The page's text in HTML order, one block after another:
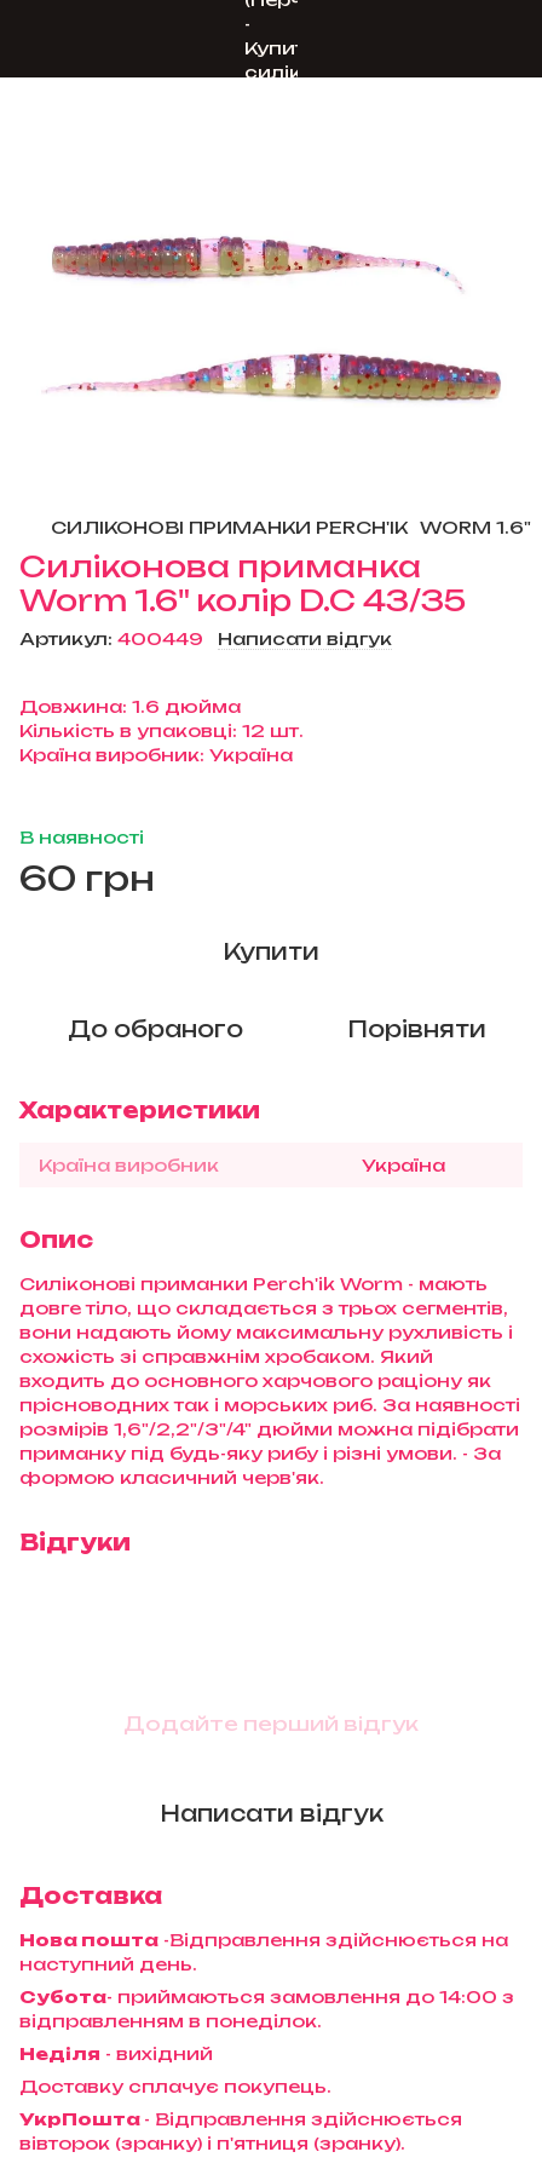
СИЛІКОНОВІ ПРИМАНКИ PERCH'IK WORM 1.6"
Силіконова приманка
Worm 1.6" колір D.C 43/35
Артикул: 400449 Написати відгук
Довжина: 1.6 дюйма
Кількість в упаковці: 12 шт.
Країна виробник: Україна
В наявності
60 грн
Купити
До обраного Порівняти
Характеристики
Країна виробник Україна
Опис
Силіконові приманки Perch'ik Worm - мають
довге тіло, що складається з трьох сегментів,
вони надають йому максимальну рухливість і
схожість зі справжнім хробаком. Який
входить до основного харчового раціону як
прісноводних так і морських риб. За наявності
розмірів 1,6"/2,2"/3"/4" дюйми можна підібрати
приманку під будь-яку рибу і різні умови. - За
формою класичний черв'як.
Відгуки
Додайте перший відгук
Написати відгук
Доставка
Нова пошта -Відправлення здійснюється на
наступний день.
Субота- приймаються замовлення до 14:00 з
відправленням в понеділок.
Неділя - вихідний
Доставку сплачує покупець.
УкрПошта - Відправлення здійснюється
вівторок (зранку) і п'ятниця (зранку).